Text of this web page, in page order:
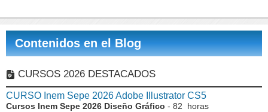
Contenidos en el Blog
CURSOS 2026 DESTACADOS
CURSO Inem Sepe 2026 Adobe Illustrator CS5
Cursos Inem Sepe 2026 Diseño Gráfico - 82 horas